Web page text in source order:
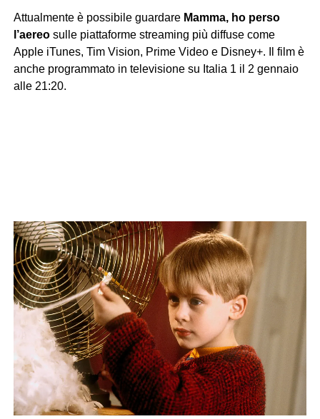
Attualmente è possibile guardare Mamma, ho perso
l’aereosulle piattaforme streaming più diffuse come
Apple iTunes, Tim Vision, Prime Video e Disney+. Il film è
anche programmato in televisione su Italia 1 il 2 gennaio
alle 21:20.